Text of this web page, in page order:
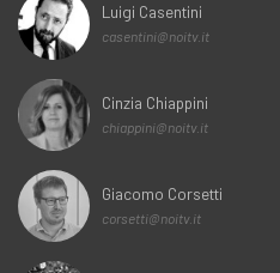
Luigi Casentini
casentini@noitv.it
Cinzia Chiappini
chiappini@noitv.it
Giacomo Corsetti
corsetti@noitv.it